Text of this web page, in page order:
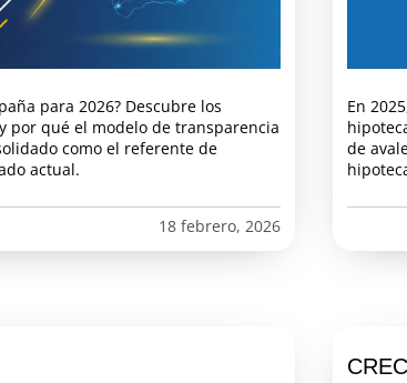
para 2026? Descubre los
por qué el modelo de transparencia
como el referente de
actual.
18 febrero, 2026
En
de